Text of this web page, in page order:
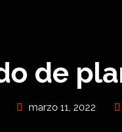
de
marzo 11, 2022